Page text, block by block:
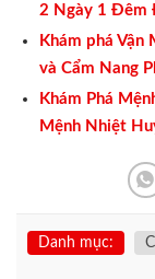
2 Ngày 1 Đêm
Khám phá
và Cẩm Nang
Khám Phá
Mệnh Nhiệt
Danh mục: